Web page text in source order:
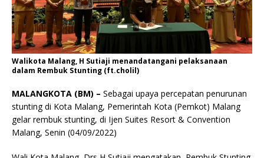
Walikota Malang, H Sutiaji menandatangani pelaksanaan
dalam Rembuk Stunting (ft.cholil)
MALANGKOTA (BM) – Sebagai upaya percepatan penurunan
stunting di Kota Malang, Pemerintah Kota (Pemkot) Malang
gelar rembuk stunting, di Ijen Suites Resort & Convention
Malang, Senin (04/09/2022)